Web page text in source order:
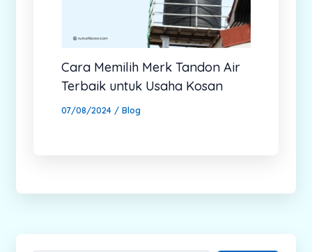
Cara Memilih Merk Tandon Air
Terbaik untuk Usaha Kosan
07/08/2024 / Blog